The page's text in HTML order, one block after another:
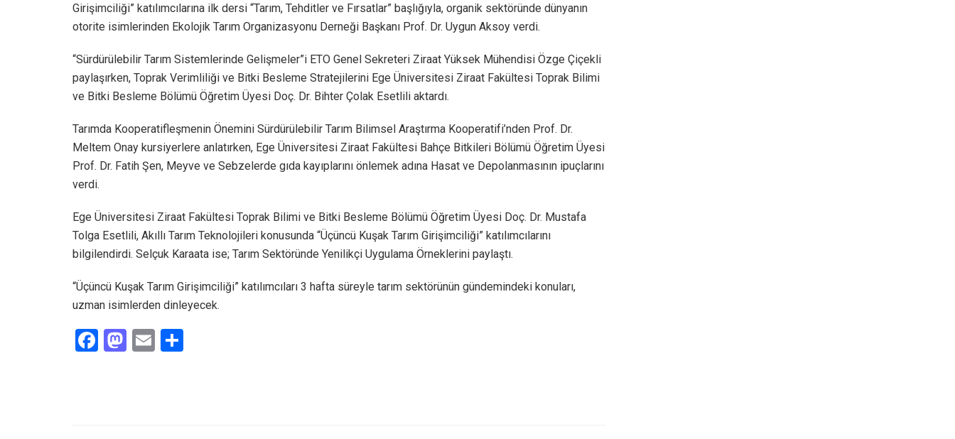
Girişimciliği” katılımcılarına ilk dersi “Tarım, Tehditler ve Fırsatlar” başlığıyla, organik sektöründe dünyanın
otorite isimlerinden Ekolojik Tarım Organizasyonu Derneği Başkanı Prof. Dr. Uygun Aksoy verdi.
“Sürdürülebilir Tarım Sistemlerinde Gelişmeler”i ETO Genel Sekreteri Ziraat Yüksek Mühendisi Özge Çiçekli
paylaşırken, Toprak Verimliliği ve Bitki Besleme Stratejilerini Ege Üniversitesi Ziraat Fakültesi Toprak Bilimi
ve Bitki Besleme Bölümü Öğretim Üyesi Doç. Dr. Bihter Çolak Esetlili aktardı.
Tarımda Kooperatifleşmenin Önemini Sürdürülebilir Tarım Bilimsel Araştırma Kooperatifi’nden Prof. Dr.
Meltem Onay kursiyerlere anlatırken, Ege Üniversitesi Ziraat Fakültesi Bahçe Bitkileri Bölümü Öğretim Üyesi
Prof. Dr. Fatih Şen, Meyve ve Sebzelerde gıda kayıplarını önlemek adına Hasat ve Depolanmasının ipuçlarını
verdi.
Ege Üniversitesi Ziraat Fakültesi Toprak Bilimi ve Bitki Besleme Bölümü Öğretim Üyesi Doç. Dr. Mustafa
Tolga Esetlili, Akıllı Tarım Teknolojileri konusunda “Üçüncü Kuşak Tarım Girişimciliği” katılımcılarını
bilgilendirdi. Selçuk Karaata ise; Tarım Sektöründe Yenilikçi Uygulama Örneklerini paylaştı.
“Üçüncü Kuşak Tarım Girişimciliği” katılımcıları 3 hafta süreyle tarım sektörünün gündemindeki konuları,
uzman isimlerden dinleyecek.
F
M E